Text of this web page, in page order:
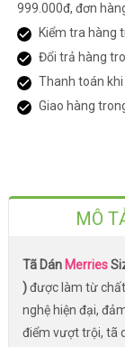
999.000đ, đơn
Kiểm tra hàng
Đổi trả hàng
Thanh toán
Giao hàng
MÔ
Tã Dán Merries
)được làm từ
nghệ hiện đại,
điểm vượt trội, tã